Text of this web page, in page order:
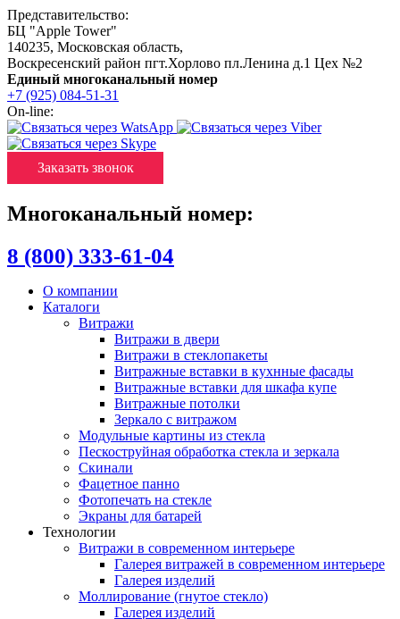
Представительство:
БЦ "Apple Tower"
140235, Московская область,
Воскресенский район пгт.Хорлово пл.Ленина д.1 Цех №2
Единый многоканальный номер
+7 (925) 084-51-31
On-line:
Заказать звонок
Многоканальный номер:
8 (800) 333-61-04
О компании
Каталоги
Витражи
Витражи в двери
Витражи в стеклопакеты
Витражные вставки в кухнные фасады
Витражные вставки для шкафа купе
Витражные потолки
Зеркало с витражом
Модульные картины из стекла
Пескоструйная обработка стекла и зеркала
Скинали
Фацетное панно
Фотопечать на стекле
Экраны для батарей
Технологии
Витражи в современном интерьере
Галерея витражей в современном интерьере
Галерея изделий
Моллирование (гнутое стекло)
Галерея изделий